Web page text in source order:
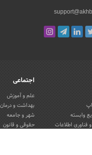
وابسته
فناوری اطلاعات
اجتماعی
علم و آموزش
بهداشت و درمان
شهر و جامعه
حقوقی و قانون